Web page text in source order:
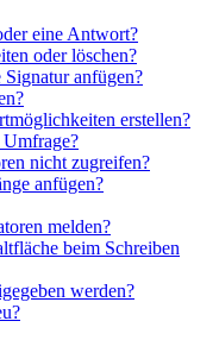
eine Antwort?
oder löschen?
anfügen?
erstellen?
Umfrage?
nicht zugreifen?
anfügen?
melden?
beim Schreiben
werden?